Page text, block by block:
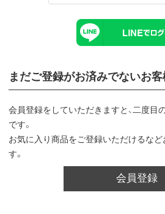
まだご登録がお済みでないお客
会員登録をしていただきますと、二度目
です。
お気に入り商品をご登録いただけるな
す。
会員登録